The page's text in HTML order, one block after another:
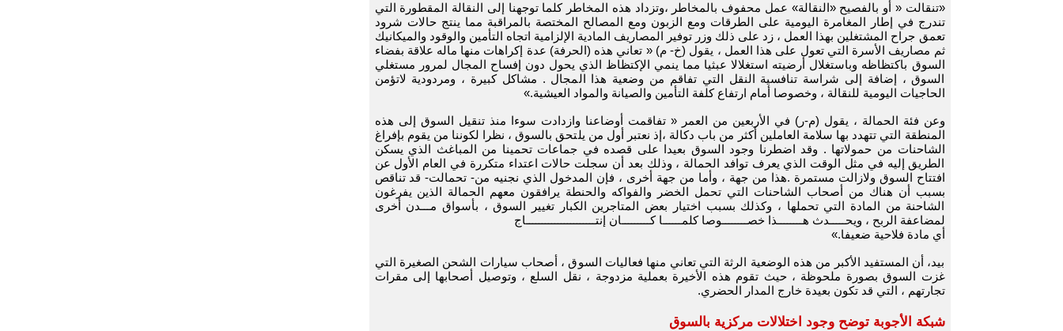
«تنقالت « أو بالفصيح «النقالة» عمل محفوف بالمخاطر ،وتزداد هذه المخاطر كلما توجهنا إلى النقالة المقطورة التي
تندرج في إطار المغامرة اليومية على الطرقات ومع الزبون ومع المصالح المختصة بالمراقبة مما ينتج حالات شرود
تعمق جراح المشتغلين بهذا العمل ، زد على ذلك وزر توفير المصاريف المادية الإلزامية اتجاه التأمين والوقود والميكانيك
ثم مصاريف الأسرة التي تعول على هذا العمل ، يقول (خ- م) « تعاني هذه (الحرفة) عدة إكراهات منها ماله علاقة بفضاء
السوق باكتظاظه وباستغلال أرضيته استغلالا عبثيا مما ينمي الإكتظاظ الذي يحول دون إفساح المجال لمرور مستغلي
السوق ، إضافة إلى شراسة تنافسية النقل التي تفاقم من وضعية هذا المجال . مشاكل كبيرة ، ومردودية لاتؤمن
الحاجيات اليومية للنقالة ، وخصوصا أمام ارتفاع كلفة التأمين والصيانة والمواد العيشية.»
وعن فئة الحمالة ، يقول (م-ر) في الأربعين من العمر « تفاقمت أوضاعنا وازدادت سوءا منذ تنقيل السوق إلى هذه
المنطقة التي تتهدد بها سلامة العاملين أكثر من باب دكالة ،إذ نعتبر أول من يلتحق بالسوق ، نظرا لكوننا من يقوم بإفراغ
الشاحنات من حمولاتها . وقد اضطرنا وجود السوق بعيدا على قصده في جماعات تحمينا من المباغث الذي يسكن
الطريق إليه في مثل الوقت الذي يعرف توافد الحمالة ، وذلك بعد أن سجلت حالات اعتداء متكررة في العام الأول عن
افتتاح السوق ولازالت مستمرة .هذا من جهة ، وأما من جهة أخرى ، فإن المدخول الذي نجنيه من- تحمالت- قد تناقص
بسبب أن هناك من أصحاب الشاحنات التي تحمل الخضر والفواكه والحنطة يرافقون معهم الحمالة الذين يفرغون
الشاحنة من المادة التي تحملها ، وكذلك بسبب اختيار بعض المتاجرين الكبار تغيير السوق ، بأسواق مـــدن أخرى
لمضاعفة الربح ، ويحـــــدث هــــــــذا خصــــــــوصا كلمــــــا كـــــــــان إنتــــــــــــــــــــــاج
أي مادة فلاحية ضعيفا.»
بيد، أن المستفيد الأكبر من هذه الوضعية الرثة التي تعاني منها فعاليات السوق ، أصحاب سيارات الشحن الصغيرة التي
غزت السوق بصورة ملحوظة ، حيث تقوم هذه الأخيرة بعملية مزدوجة ، نقل السلع ، وتوصيل أصحابها إلى مقرات
تجارتهم ، التي قد تكون بعيدة خارج المدار الحضري.
شبكة الأجوبة توضح وجود اختلالات مركزية بالسوق